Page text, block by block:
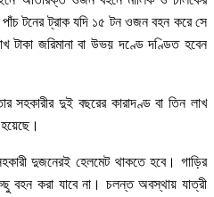
পাঁচ টনের ট্রাক যদি ১৫ টন ওজন বহন করে সে
টাকা জরিমানা বা উভয় দণ্ডে দণ্ডিত হবেন
সহকারীর দুই বছরের কারাদণ্ড বা তিন লাখ
হয়েছে।
দুজনেরই হেলমেট থাকতে হবে। গাড়ির
বহন করা যাবে না। চলন্ত অবস্থায় যাত্রী